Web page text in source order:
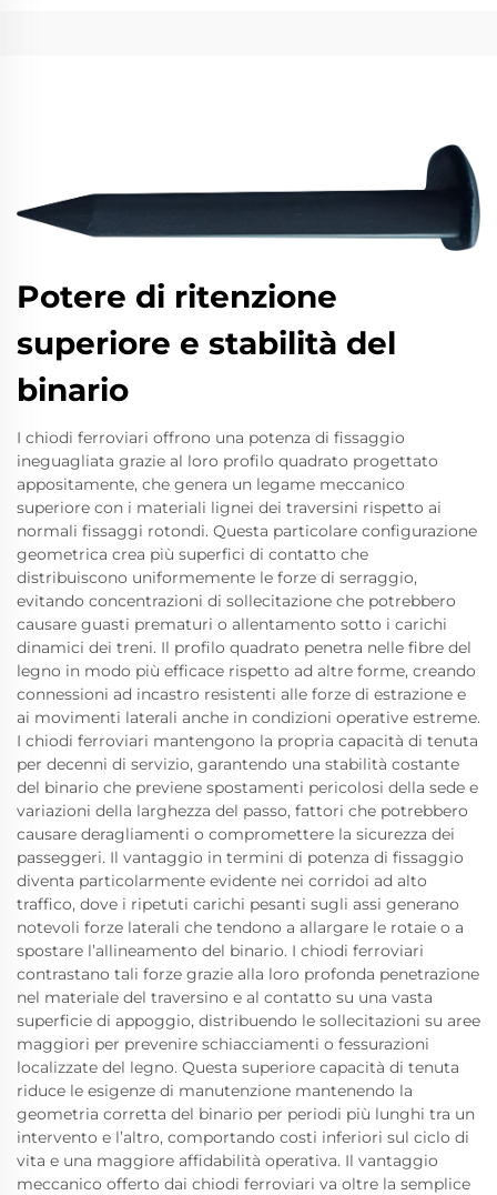
Potere di ritenzione
superiore e stabilità del
binario
I chiodi ferroviari offrono una potenza di fissaggio
ineguagliata grazie al loro profilo quadrato progettato
appositamente, che genera un legame meccanico
superiore con i materiali lignei dei traversini rispetto ai
normali fissaggi rotondi. Questa particolare configurazione
geometrica crea più superfici di contatto che
distribuiscono uniformemente le forze di serraggio,
evitando concentrazioni di sollecitazione che potrebbero
causare guasti prematuri o allentamento sotto i carichi
dinamici dei treni. Il profilo quadrato penetra nelle fibre del
legno in modo più efficace rispetto ad altre forme, creando
connessioni ad incastro resistenti alle forze di estrazione e
ai movimenti laterali anche in condizioni operative estreme.
I chiodi ferroviari mantengono la propria capacità di tenuta
per decenni di servizio, garantendo una stabilità costante
del binario che previene spostamenti pericolosi della sede e
variazioni della larghezza del passo, fattori che potrebbero
causare deragliamenti o compromettere la sicurezza dei
passeggeri. Il vantaggio in termini di potenza di fissaggio
diventa particolarmente evidente nei corridoi ad alto
traffico, dove i ripetuti carichi pesanti sugli assi generano
notevoli forze laterali che tendono a allargare le rotaie o a
spostare l’allineamento del binario. I chiodi ferroviari
contrastano tali forze grazie alla loro profonda penetrazione
nel materiale del traversino e al contatto su una vasta
superficie di appoggio, distribuendo le sollecitazioni su aree
maggiori per prevenire schiacciamenti o fessurazioni
localizzate del legno. Questa superiore capacità di tenuta
riduce le esigenze di manutenzione mantenendo la
geometria corretta del binario per periodi più lunghi tra un
intervento e l’altro, comportando costi inferiori sul ciclo di
vita e una maggiore affidabilità operativa. Il vantaggio
meccanico offerto dai chiodi ferroviari va oltre la semplice